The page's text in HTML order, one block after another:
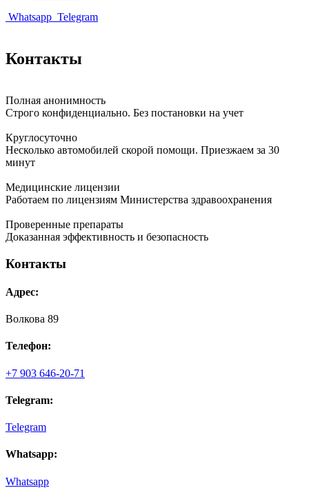
Whatsapp Telegram
Контакты
Полная анонимность
Строго конфиденциально. Без постановки на учет
Круглосуточно
Несколько автомобилей скорой помощи. Приезжаем за 30
минут
Медицинские лицензии
Работаем по лицензиям Министерства здравоохранения
Проверенные препараты
Доказанная эффективность и безопасность
Контакты
Адрес:
Волкова 89
Телефон:
+7 903 646-20-71
Telegram:
Telegram
Whatsapp:
Whatsapp